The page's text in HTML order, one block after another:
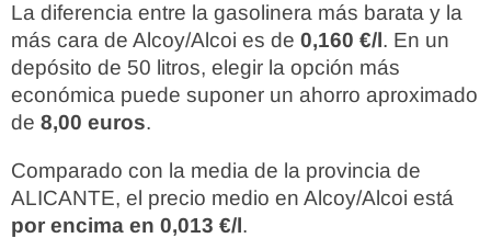
La diferencia entre la gasolinera más barata y la
más cara de Alcoy/Alcoi es de 0,160 €/l. En un
depósito de 50 litros, elegir la opción más
económica puede suponer un ahorro aproximado
de 8,00 euros.
Comparado con la media de la provincia de
ALICANTE, el precio medio en Alcoy/Alcoi está
por encima en 0,013 €/l.